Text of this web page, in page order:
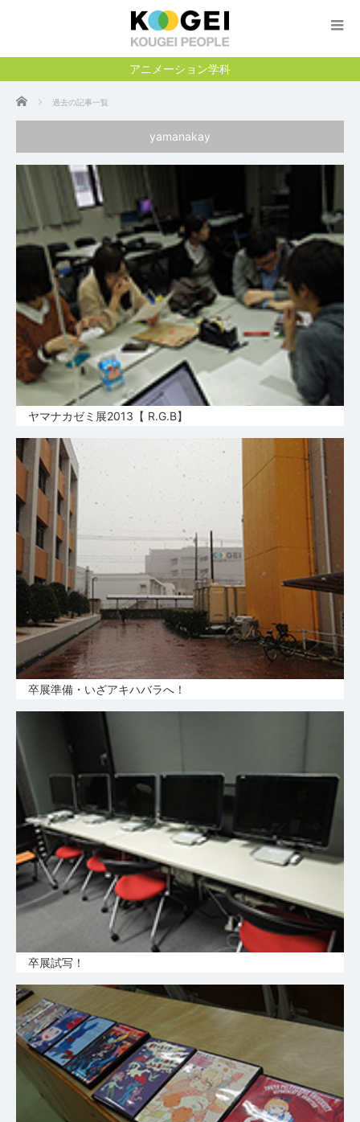
アニメーション学科
ホーム 過去の記事一覧
yamanakay
ヤマナカゼミ展2013【 R.G.B】
卒展準備・いざアキハバラへ！
卒展試写！